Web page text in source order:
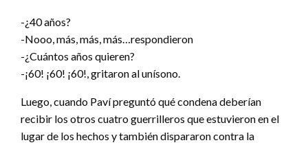
-¿40 años?
-Nooo, más, más, más…respondieron
-¿Cuántos años quieren?
-¡60! ¡60! ¡60!, gritaron al unísono.
Luego, cuando Paví preguntó qué condena deberían
recibir los otros cuatro guerrilleros que estuvieron en el
lugar de los hechos y también dispararon contra la